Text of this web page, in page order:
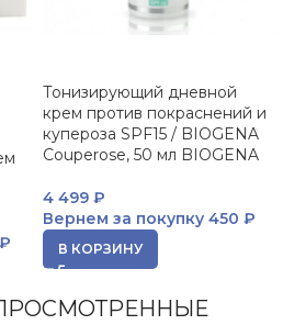
Тонизирующий дневной
крем против покраснений и
купероза SPF15 / BIOGENA
Couperose, 50 мл BIOGENA
4 499 ₽
Вернем за покупку 450 ₽
В КОРЗИНУ